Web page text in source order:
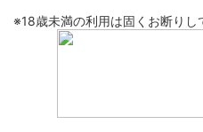
※18歳未満の利用は固くお断りし